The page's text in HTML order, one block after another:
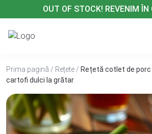
la
conținut
OUT OF STOCK! REVENIM ÎN
Prima pagină / Rețete / Rețetă cotlet de
cartofi dulci la grătar